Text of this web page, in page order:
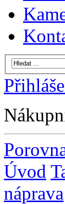
Úvod
náprava